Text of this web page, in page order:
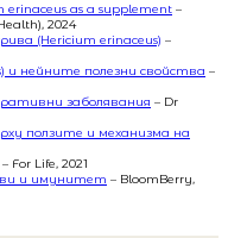
erinaceus as a supplement –
2024
(Hericium erinaceus) –
и нейните полезни свойства –
заболявания – Dr
ползите и механизма на
– For Life, 2021
и имунитет – BloomBerry,